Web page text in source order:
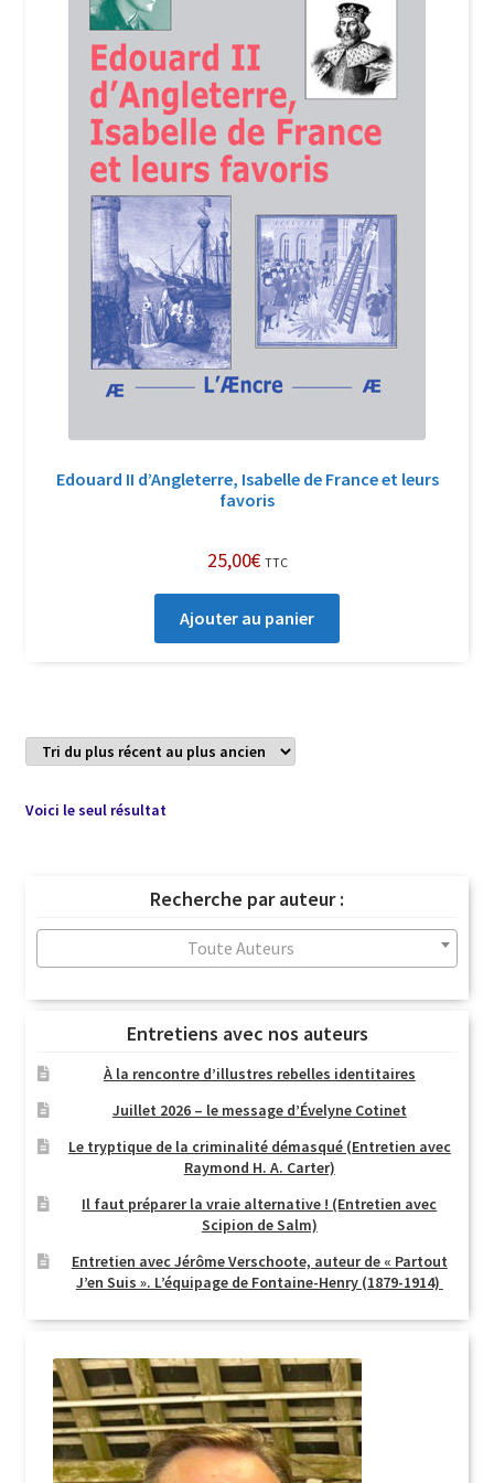
Login Customizer
Newsletter
Nous Contacter
Politique de confidentialité et cookies
Qui sommes-nous ?
Soutien à Philippe Randa
Suivi de la Commande
Edouard II d’Angleterre, Isabelle de France et leurs
favoris
25,00€ TTC
Ajouter au panier
Voici le seul résultat
Recherche par auteur :
Toute Auteurs
Entretiens avec nos auteurs
À la rencontre d’illustres rebelles identitaires
Juillet 2026 – le message d’Évelyne Cotinet
Le tryptique de la criminalité démasqué (Entretien avec
Raymond H. A. Carter)
Il faut préparer la vraie alternative ! (Entretien avec
Scipion de Salm)
Entretien avec Jérôme Verschoote, auteur de « Partout
J’en Suis ». L’équipage de Fontaine-Henry (1879-1914)